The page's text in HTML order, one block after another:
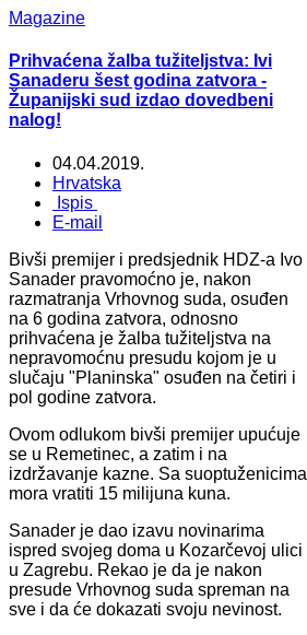
Magazine
Prihvaćena žalba tužiteljstva: Ivi
Sanaderu šest godina zatvora -
Županijski sud izdao dovedbeni
nalog!
04.04.2019.
Hrvatska
Ispis
E-mail
Bivši premijer i predsjednik HDZ-a Ivo
Sanader pravomoćno je, nakon
razmatranja Vrhovnog suda, osuđen
na 6 godina zatvora, odnosno
prihvaćena je žalba tužiteljstva na
nepravomoćnu presudu kojom je u
slučaju "Planinska" osuđen na četiri i
pol godine zatvora.
Ovom odlukom bivši premijer upućuje
se u Remetinec, a zatim i na
izdržavanje kazne. Sa suoptuženicima
mora vratiti 15 milijuna kuna.
Sanader je dao izavu novinarima
ispred svojeg doma u Kozarčevoj ulici
u Zagrebu. Rekao je da je nakon
presude Vrhovnog suda spreman na
sve i da će dokazati svoju nevinost.